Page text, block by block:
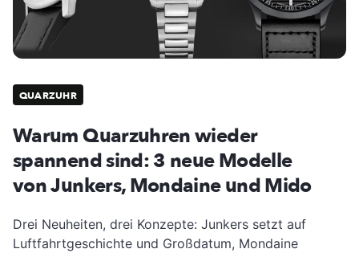
QUARZUHR
Warum Quarzuhren wieder
spannend sind: 3 neue Modelle
von Junkers, Mondaine und Mido
Drei Neuheiten, drei Konzepte: Junkers setzt auf
Luftfahrtgeschichte und Großdatum, Mondaine